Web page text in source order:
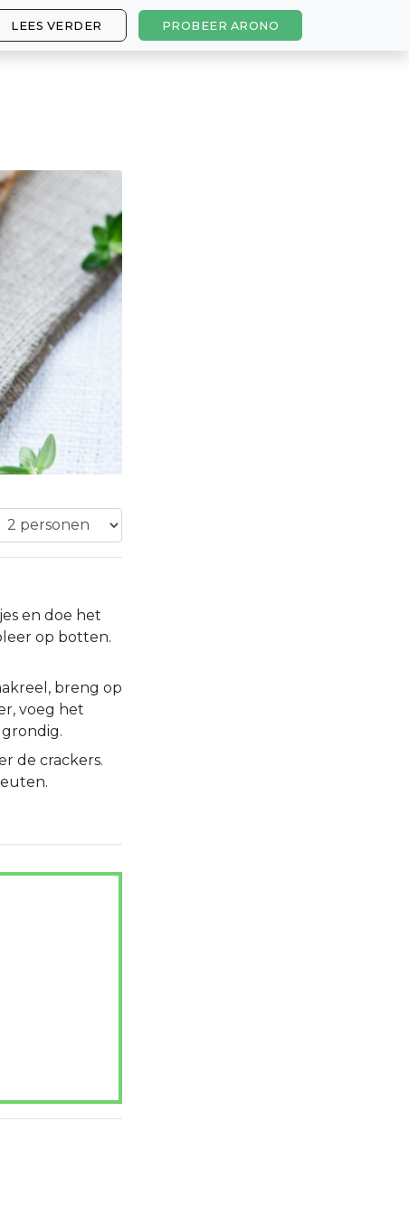
LEES VERDER PROBEER ARONO
en doe het
op botten.
breng op
voeg het
de crackers.